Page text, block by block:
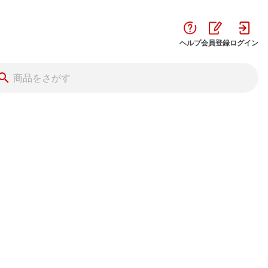
ヘルプ会員登録ログイン